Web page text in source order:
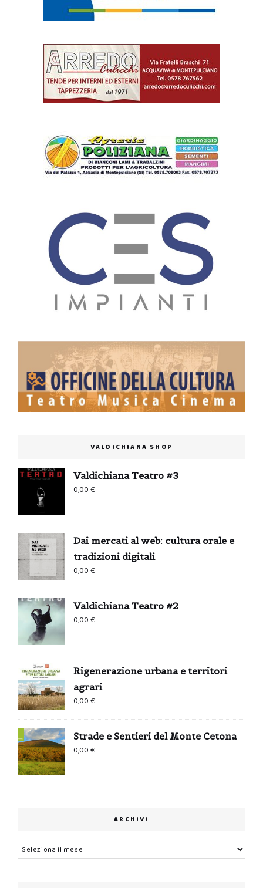
VALDICHIANA SHOP
Valdichiana Teatro #3
0,00€
Dai mercati al web: cultura orale e
tradizioni digitali
0,00€
Valdichiana Teatro #2
0,00€
Rigenerazione urbana e territori
agrari
0,00€
Strade e Sentieri del Monte Cetona
0,00€
ARCHIVI
Archivi